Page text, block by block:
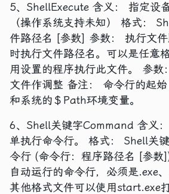
5、ShellExecute 含义： 指定设
（操作系统支持未知） 格式：
件路径名 [参数] 参数： 执行文
时执行文件路径名。可以是任意
用设置的程序执行此文件。 参数
文件作调整 备注： 命令行的起
和系统的＄Path环境变量。
6、Shell关键字Command 含义
单执行命令行。 格式： Shell关
令行 (命令行：程序路径名 [参数
自动运行的命令行，必须是.exe
其他格式文件可以使用start.exe